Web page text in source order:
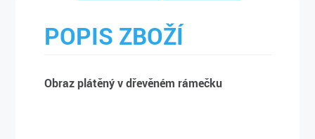
POPIS ZBOŽÍ
Obraz plátěný v dřevěném rámečku